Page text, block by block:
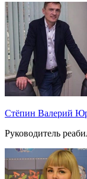
Стёпин Валерий
Руководитель